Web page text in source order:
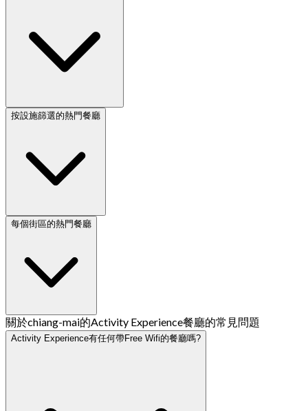
按設施篩選的熱門餐廳
每個街區的熱門餐廳
關於chiang-mai的Activity Experience餐廳的常見問題
Activity Experience有任何帶Free Wifi的餐廳嗎?